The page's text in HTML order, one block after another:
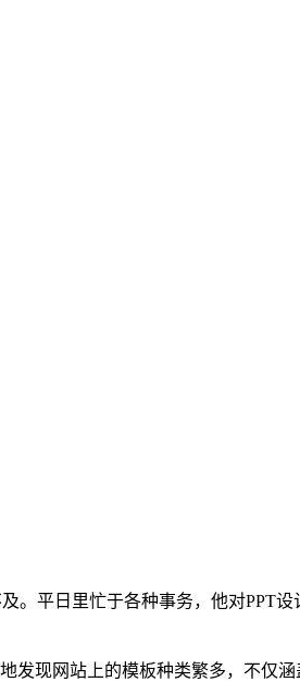
。平日里忙于各种事务，他对PPT
发现网站上的模板种类繁多，不仅